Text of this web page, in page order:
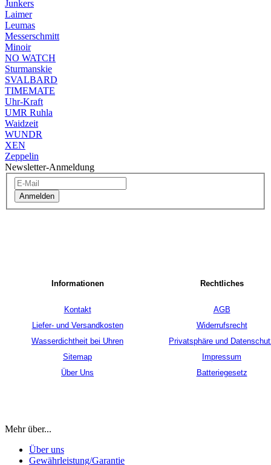
Junkers
Laimer
Leumas
Messerschmitt
Minoir
NO WATCH
Sturmanskie
SVALBARD
TIMEMATE
Uhr-Kraft
UMR Ruhla
Waidzeit
WUNDR
XEN
Zeppelin
Newsletter-Anmeldung
Anmelden
Informationen Rechtliches
Kontakt
AGB
Liefer- und Versandkosten
Widerrufsrecht
Wasserdichtheit bei Uhren
Privatsphäre und
Sitemap
Impressum
Über Uns
Batteriegesetz
Mehr über...
Über uns
Gewährleistung/Garantie